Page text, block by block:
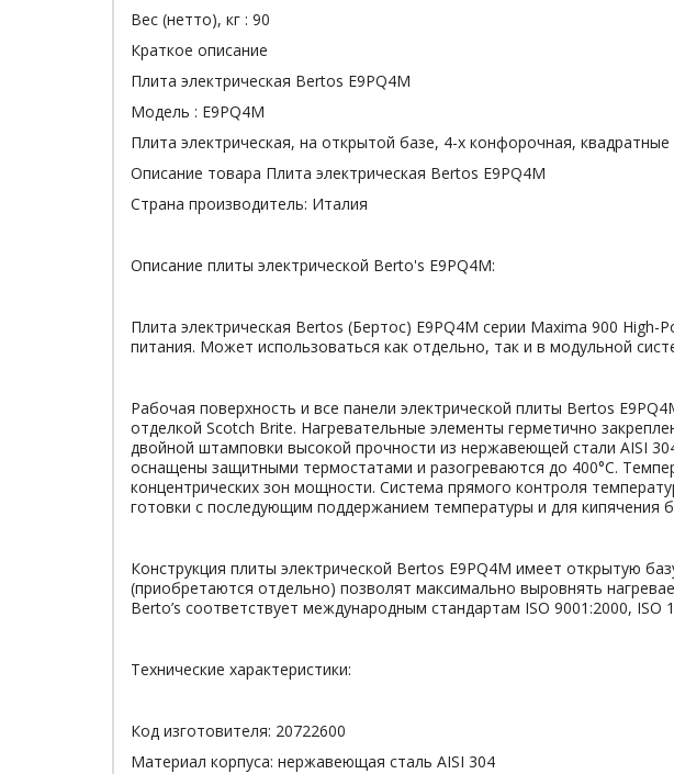
Вес (нетто), кг : 90
Краткое описание
Плита электрическая Bertos E9PQ4M
Модель : E9PQ4M
Плита электрическая, на открытой базе, 4-х конфорочная,
Описание товара Плита электрическая Bertos E9PQ4M
Страна производитель: Италия
Описание плиты электрической Berto's E9PQ4M:
Плита электрическая Bertos (Бертос) E9PQ4M серии Maxima 900
питания. Может использоваться как отдельно, так и в модульной
Рабочая поверхность и все панели электрической плиты Bertos
отделкой Scotch Brite. Нагревательные элементы герметично
двойной штамповки высокой прочности из нержавеющей стали AISI
оснащены защитными термостатами и разогреваются до 400°C.
концентрических зон мощности. Система прямого контроля
готовки с последующим поддержанием температуры и для кипячения
Конструкция плиты электрической Bertos E9PQ4M имеет открытую
(приобретаются отдельно) позволят максимально выровнять
Berto’s соответствует международным стандартам ISO 9001:2000, ISO
Технические характеристики:
Код изготовителя: 20722600
Материал корпуса: нержавеющая сталь AISI 304